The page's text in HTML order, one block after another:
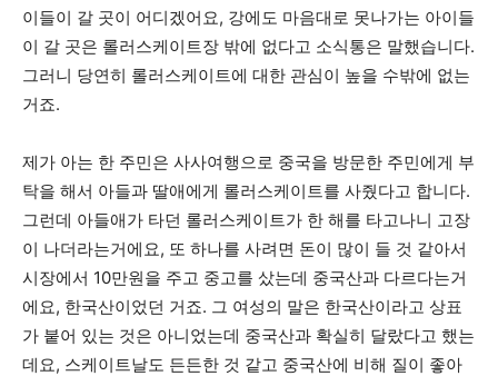
이들이 갈 곳이 어디겠어요, 강에도 마음대로 못나가는 아이들
이 갈 곳은 롤러스케이트장 밖에 없다고 소식통은 말했습니다.
그러니 당연히 롤러스케이트에 대한 관심이 높을 수밖에 없는
거죠.
제가 아는 한 주민은 사사여행으로 중국을 방문한 주민에게 부
탁을 해서 아들과 딸애에게 롤러스케이트를 사줬다고 합니다.
그런데 아들애가 타던 롤러스케이트가 한 해를 타고나니 고장
이 나더라는거에요, 또 하나를 사려면 돈이 많이 들 것 같아서
시장에서 10만원을 주고 중고를 샀는데 중국산과 다르다는거
에요, 한국산이었던 거죠. 그 여성의 말은 한국산이라고 상표
가 붙어 있는 것은 아니었는데 중국산과 확실히 달랐다고 했는
데요, 스케이트날도 든든한 것 같고 중국산에 비해 질이 좋아